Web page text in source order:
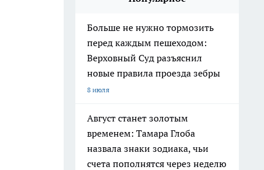
Больше не нужно тормозить
перед каждым пешеходом:
Верховный Суд разъяснил
новые правила проезда зебры
8 июля
Август станет золотым
временем: Тамара Глоба
назвала знаки зодиака, чьи
счета пополнятся через неделю